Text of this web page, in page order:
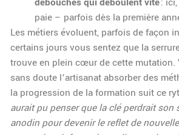
paie – parfois dès la première
Les métiers évoluent, parfois de façon
certains jours vous sentez que la
trouve en plein cœur de cette mutation.
sans doute l’artisanat absorber des
la progression de la formation suit ce
aurait pu penser que la clé perdrait son
anodin pour devenir le reflet de